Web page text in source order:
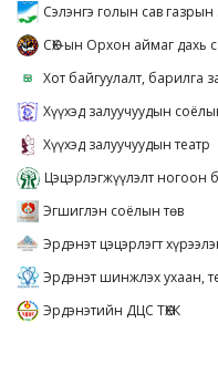
Сэлэнгэ голын сав газрын
СӨХ-ын Орхон аймаг дахь
Хот байгуулалт, барилга
Хүүхэд залуучуудын
Хүүхэд залуучуудын театр
Цэцэрлэгжүүлэлт ногоон
Эгшиглэн соёлын төв
Эрдэнэт цэцэрлэгт
Эрдэнэт шинжлэх ухаан,
Эрдэнэтийн ДЦС ТӨХК